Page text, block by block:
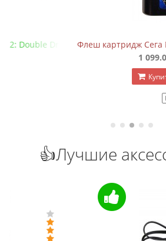
Флеш картридж Сега Мега Драйв 2
1
В 1 клік
👍Лучшие